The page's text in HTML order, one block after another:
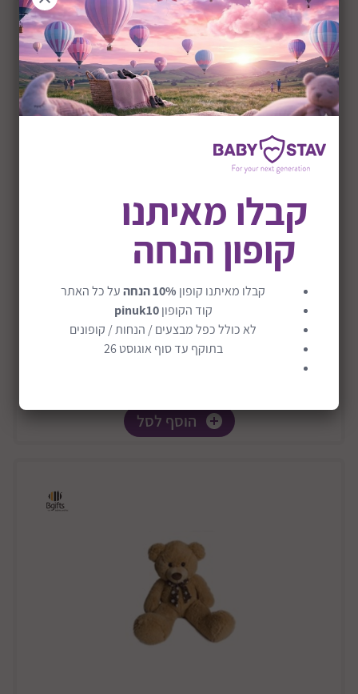
בובת פרווה ענקית בגודל מטר וחצי דגם דובי ג'אמבו
₪490
משלוח חינם
הוסף לסל
קבלו מאיתנו
קופון הנחה
קבלו מאיתנו קופון 10% הנחה
על כל האתר
קוד הקופוןpinuk10
לא כולל כפל מבצעים / הנחות / קופונים
בתוקף עד סוף אוגוסט 26